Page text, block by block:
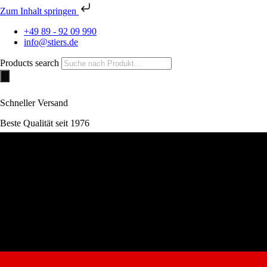
Zum Inhalt springen
+49 89 - 92 09 990
info@stiers.de
Products search
Schneller Versand
Beste Qualität seit 1976